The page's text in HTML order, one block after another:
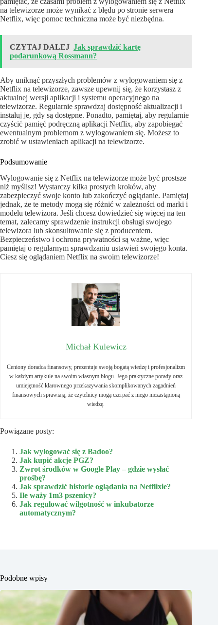
na telewizorze może wynikać z błędu po stronie serwera
Netflix, więc pomoc techniczna może być niezbędna.
CZYTAJ DALEJ Jak sprawdzić kartę
podarunkową Rossmann?
Aby uniknąć przyszłych problemów z wylogowaniem się z
Netflix na telewizorze, zawsze upewnij się, że korzystasz z
aktualnej wersji aplikacji i systemu operacyjnego na
telewizorze. Regularnie sprawdzaj dostępność aktualizacji i
instaluj je, gdy są dostępne. Ponadto, pamiętaj, aby regularnie
czyścić pamięć podręczną aplikacji Netflix, aby zapobiegać
ewentualnym problemom z wylogowaniem się. Możesz to
zrobić w ustawieniach aplikacji na telewizorze.
Podsumowanie
Wylogowanie się z Netflix na telewizorze może być prostsze
niż myślisz! Wystarczy kilka prostych kroków, aby
zabezpieczyć swoje konto lub zakończyć oglądanie. Pamiętaj
jednak, że te metody mogą się różnić w zależności od marki i
modelu telewizora. Jeśli chcesz dowiedzieć się więcej na ten
temat, zalecamy sprawdzenie instrukcji obsługi swojego
telewizora lub skonsultowanie się z producentem.
Bezpieczeństwo i ochrona prywatności są ważne, więc
pamiętaj o regularnym sprawdzaniu ustawień swojego konta.
Ciesz się oglądaniem Netflix na swoim telewizorze!
Michał Kulewicz
Ceniony doradca finansowy, prezentuje swoją bogatą wiedzę i profesjonalizm
w każdym artykule na swoim własnym blogu. Jego praktyczne porady oraz
umiejętność klarownego przekazywania skomplikowanych zagadnień
finansowych sprawiają, że czytelnicy mogą czerpać z niego niezastąpioną
wiedzę.
Powiązane posty:
Jak wylogować się z Badoo?
Jak kupić akcje PGZ?
Zwrot środków w Google Play – gdzie wysłać
prośbę?
Jak sprawdzić historie oglądania na Netflixie?
Ile waży 1m3 pszenicy?
Jak regulować wilgotność w inkubatorze
automatycznym?
Podobne wpisy